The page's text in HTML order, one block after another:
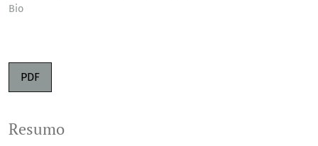
Bio
PDF
Resumo